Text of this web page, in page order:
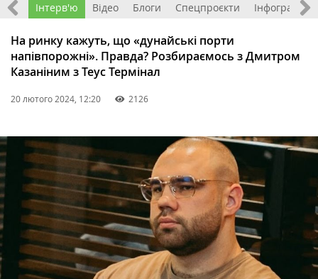
Інтерв'ю Відео Блоги Спецпроєкти Інфографіка
На ринку кажуть, що «дунайські порти
напівпорожні». Правда? Розбираємось з Дмитром
Казаніним з Теус Термінал
20 лютого 2024, 12:20 2126